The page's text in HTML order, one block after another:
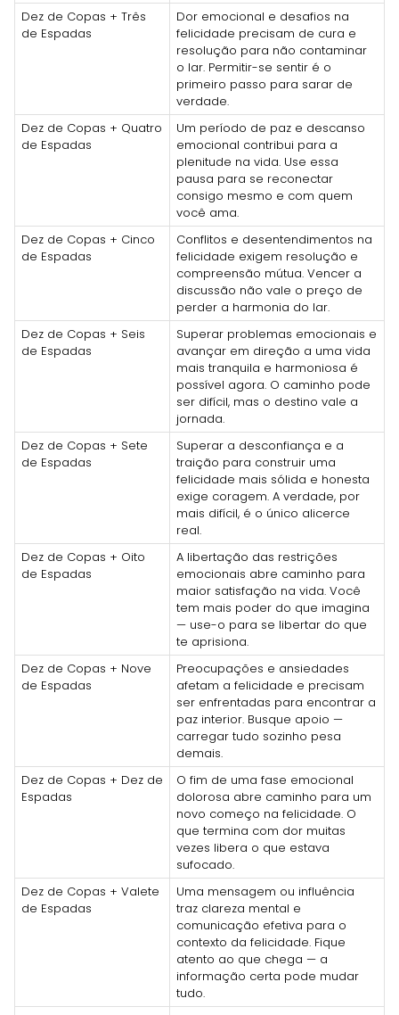
Dez de Copas + Três
de Espadas
Dor emocional e desafios na
felicidade precisam de cura e
resolução para não contaminar
o lar. Permitir-se sentir é o
primeiro passo para sarar de
verdade.
Dez de Copas + Quatro
de Espadas
Um período de paz e descanso
emocional contribui para a
plenitude na vida. Use essa
pausa para se reconectar
consigo mesmo e com quem
você ama.
Dez de Copas + Cinco
de Espadas
Conflitos e desentendimentos na
felicidade exigem resolução e
compreensão mútua. Vencer a
discussão não vale o preço de
perder a harmonia do lar.
Dez de Copas + Seis
de Espadas
Superar problemas emocionais e
avançar em direção a uma vida
mais tranquila e harmoniosa é
possível agora. O caminho pode
ser difícil, mas o destino vale a
jornada.
Dez de Copas + Sete
de Espadas
Superar a desconfiança e a
traição para construir uma
felicidade mais sólida e honesta
exige coragem. A verdade, por
mais difícil, é o único alicerce
real.
Dez de Copas + Oito
de Espadas
A libertação das restrições
emocionais abre caminho para
maior satisfação na vida. Você
tem mais poder do que imagina
— use-o para se libertar do que
te aprisiona.
Dez de Copas + Nove
de Espadas
Preocupações e ansiedades
afetam a felicidade e precisam
ser enfrentadas para encontrar a
paz interior. Busque apoio —
carregar tudo sozinho pesa
demais.
Dez de Copas + Dez de
Espadas
O fim de uma fase emocional
dolorosa abre caminho para um
novo começo na felicidade. O
que termina com dor muitas
vezes libera o que estava
sufocado.
Dez de Copas + Valete
de Espadas
Uma mensagem ou influência
traz clareza mental e
comunicação efetiva para o
contexto da felicidade. Fique
atento ao que chega — a
informação certa pode mudar
tudo.